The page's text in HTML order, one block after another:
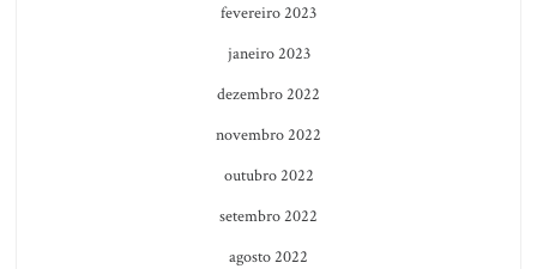
fevereiro 2023
janeiro 2023
dezembro 2022
novembro 2022
outubro 2022
setembro 2022
agosto 2022